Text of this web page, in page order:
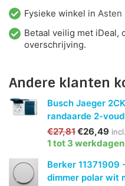
Fysieke winkel in Asten
Betaal veilig met iDeal,
overschrijving.
Andere klanten
Busch Jaeger
randaarde 2-
€27,81€26,49
1 tot 3 werkdagen
Berker
dimmer polar wit